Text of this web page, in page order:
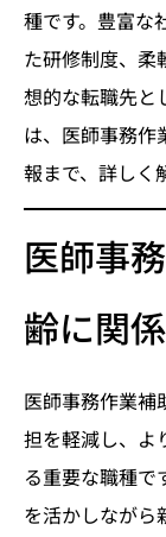
種です。豊富な
た研修制度、柔
想的な転職先と
は、医師事務作
報まで、詳しく
医師事
齢に関
医師事務作業補
担を軽減し、よ
る重要な職種で
を活かしながら